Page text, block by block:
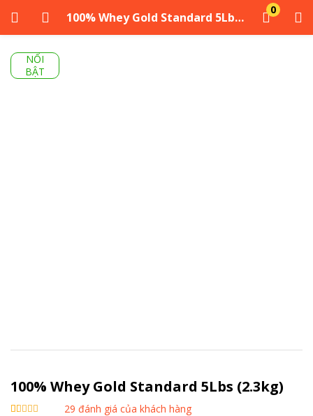
100% Whey Gold Standard 5Lbs (2.3kg)
0
ĐĂNG NHẬP ĐĂNG KÝ
100% Whey Gold Standard 5Lbs (2.3kg)
29 đánh giá của khách hàng
NỔI
BẬT